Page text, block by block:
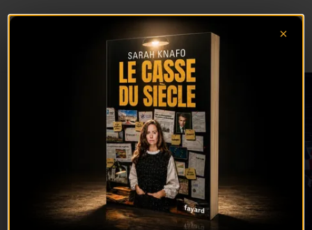
Nous contacter
×